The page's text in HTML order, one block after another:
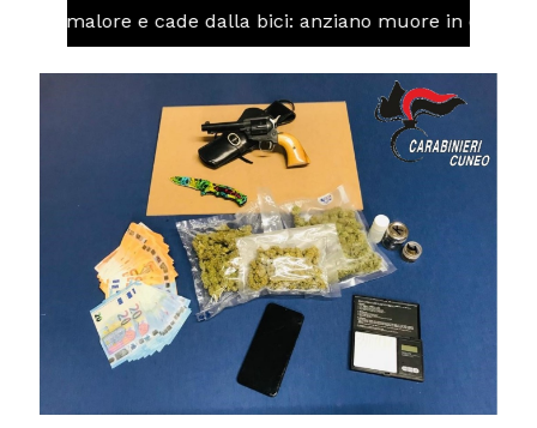
un malore e cade dalla bici: anziano muore in corso